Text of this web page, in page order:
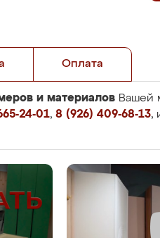
Оплата
и материалов Вашей
24-01, 8 (926) 409-68-13,